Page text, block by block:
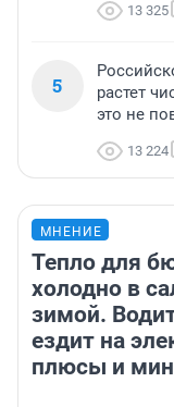
13 325
5
растет
это не
13 224
МНЕНИЕ
Тепло для
холодно в
зимой.
ездит на
плюсы и